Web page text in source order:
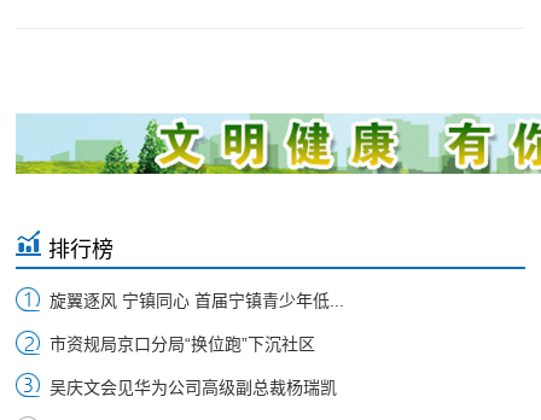
排行榜
旋翼逐风 宁镇同心 首届宁镇青少年低...
市资规局京口分局“换位跑”下沉社区
吴庆文会见华为公司高级副总裁杨瑞凯